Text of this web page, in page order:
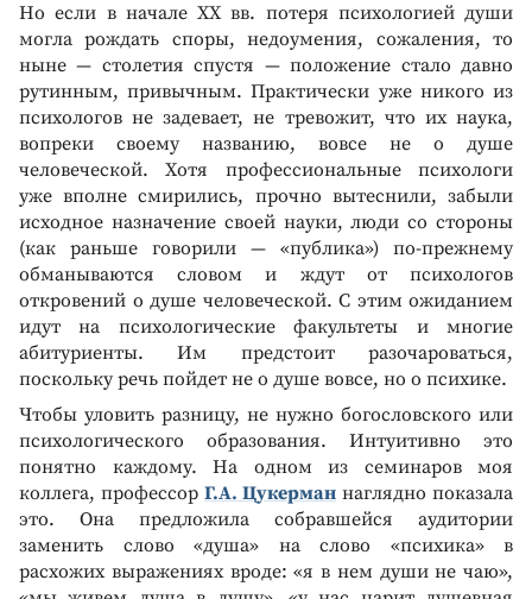
Но если в начале XX вв. потеря психологией души
могла рождать споры, недоумения, сожаления, то
ныне — столетия спустя — положение стало давно
рутинным, привычным. Практически уже никого из
психологов не задевает, не тревожит, что их наука,
вопреки своему названию, вовсе не о душе
человеческой. Хотя профессиональные психологи
уже вполне смирились, прочно вытеснили, забыли
исходное назначение своей науки, люди со стороны
(как раньше говорили — «публика») по-прежнему
обманываются словом и ждут от психологов
откровений о душе человеческой. С этим ожиданием
идут на психологические факультеты и многие
абитуриенты. Им предстоит разочароваться,
поскольку речь пойдет не о душе вовсе, но о психике.
Чтобы уловить разницу, не нужно богословского или
психологического образования. Интуитивно это
понятно каждому. На одном из семинаров моя
коллега, профессор Г.А. Цукерман наглядно показала
это. Она предложила собравшейся аудитории
заменить слово «душа» на слово «психика» в
расхожих выражениях вроде: «я в нем души не чаю»,